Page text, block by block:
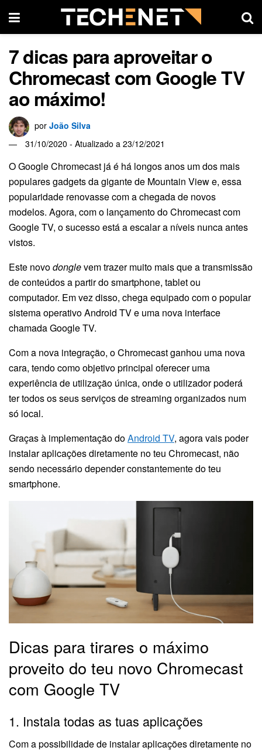
7 dicas para aproveitar o
Chromecast com Google TV
ao máximo!
por João Silva
31/10/2020 - Atualizado a 23/12/2021
O Google Chromecast já é há longos anos um dos mais
populares gadgets da gigante de Mountain View e, essa
popularidade renovasse com a chegada de novos
modelos. Agora, com o lançamento do Chromecast com
Google TV, o sucesso está a escalar a níveis nunca antes
vistos.
Este novodonglevem trazer muito mais que a transmissão
de conteúdos a partir do smartphone, tablet ou
computador. Em vez disso, chega equipado com o popular
sistema operativo Android TV e uma nova interface
chamada Google TV.
Com a nova integração, o Chromecast ganhou uma nova
cara, tendo como objetivo principal oferecer uma
experiência de utilização única, onde o utilizador poderá
ter todos os seus serviços de streaming organizados num
só local.
Graças à implementação doAndroid TV, agora vais poder
instalar aplicações diretamente no teu Chromecast, não
sendo necessário depender constantemente do teu
smartphone.
Dicas para tirares o máximo
proveito do teu novo Chromecast
com Google TV
1. Instala todas as tuas aplicações
Com a possibilidade de instalar aplicações diretamente no